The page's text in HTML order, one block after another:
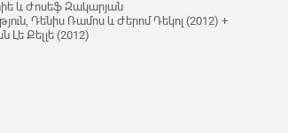
և Ժոսեֆ Զակարյան
Դենիս Ռամոս և Ժերոմ Դեկոլ (2012) +
Լե Քելլե (2012)